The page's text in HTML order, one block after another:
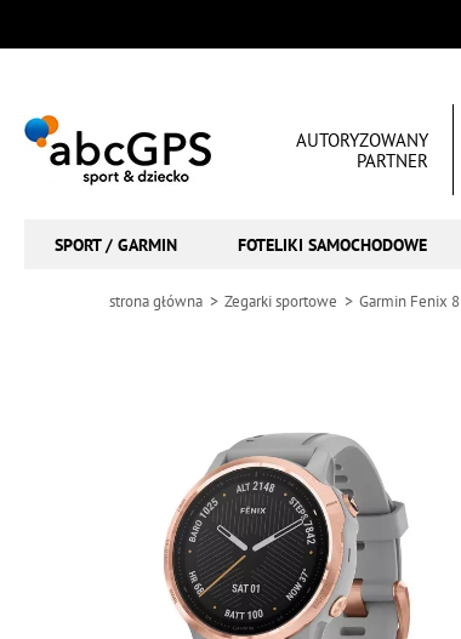
AUTORYZOWANY
PARTNER
SPORT / GARMIN FOTELIKI SAMOCHODOWE
strona główna Zegarki sportowe Garmin Fenix 8